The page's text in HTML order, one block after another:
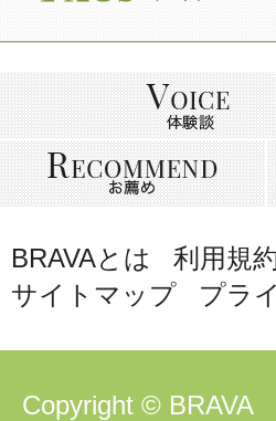
BRAVAとは 利用規
サイトマップ
プラ
Copyright © BRAVA